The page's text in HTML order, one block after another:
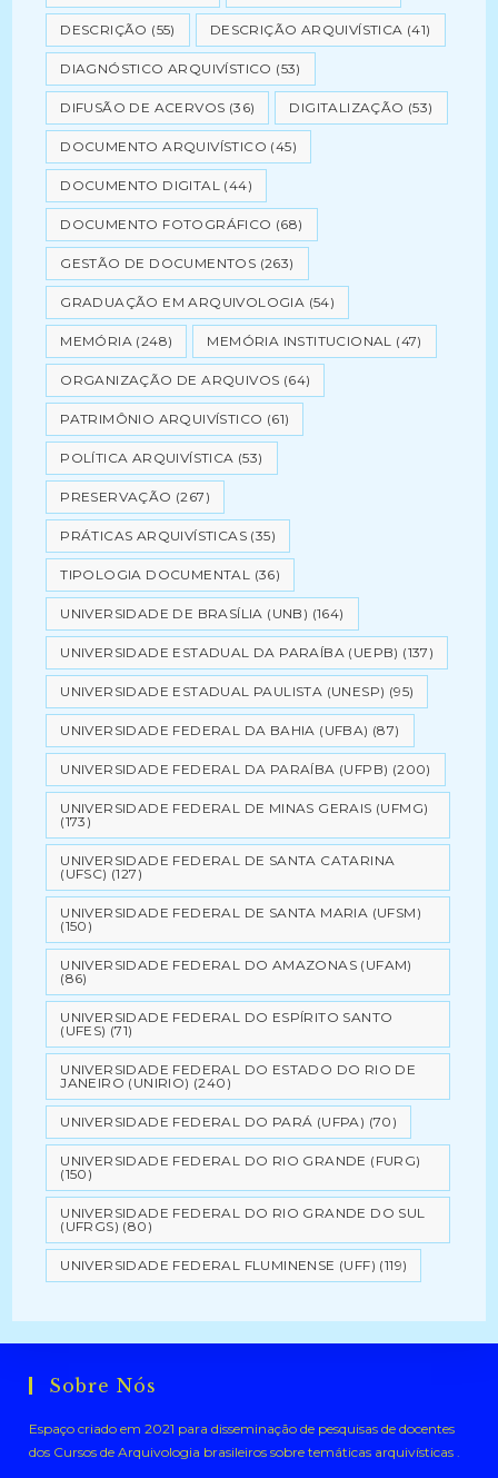
DESCRIÇÃO (55) DESCRIÇÃO ARQUIVÍSTICA (41)
DIAGNÓSTICO ARQUIVÍSTICO (53)
DIFUSÃO DE ACERVOS (36) DIGITALIZAÇÃO (53)
DOCUMENTO ARQUIVÍSTICO (45)
DOCUMENTO DIGITAL (44)
DOCUMENTO FOTOGRÁFICO (68)
GESTÃO DE DOCUMENTOS (263)
GRADUAÇÃO EM ARQUIVOLOGIA (54)
MEMÓRIA (248) MEMÓRIA INSTITUCIONAL (47)
ORGANIZAÇÃO DE ARQUIVOS (64)
PATRIMÔNIO ARQUIVÍSTICO (61)
POLÍTICA ARQUIVÍSTICA (53)
PRESERVAÇÃO (267)
PRÁTICAS ARQUIVÍSTICAS (35)
TIPOLOGIA DOCUMENTAL (36)
UNIVERSIDADE DE BRASÍLIA (UNB) (164)
UNIVERSIDADE ESTADUAL DA PARAÍBA (UEPB) (137)
UNIVERSIDADE ESTADUAL PAULISTA (UNESP) (95)
UNIVERSIDADE FEDERAL DA BAHIA (UFBA) (87)
UNIVERSIDADE FEDERAL DA PARAÍBA (UFPB) (200)
UNIVERSIDADE FEDERAL DE MINAS GERAIS (UFMG)
(173)
UNIVERSIDADE FEDERAL DE SANTA CATARINA
(UFSC) (127)
UNIVERSIDADE FEDERAL DE SANTA MARIA (UFSM)
(150)
UNIVERSIDADE FEDERAL DO AMAZONAS (UFAM)
(86)
UNIVERSIDADE FEDERAL DO ESPÍRITO SANTO
(UFES) (71)
UNIVERSIDADE FEDERAL DO ESTADO DO RIO DE
JANEIRO (UNIRIO) (240)
UNIVERSIDADE FEDERAL DO PARÁ (UFPA) (70)
UNIVERSIDADE FEDERAL DO RIO GRANDE (FURG)
(150)
UNIVERSIDADE FEDERAL DO RIO GRANDE DO SUL
(UFRGS) (80)
UNIVERSIDADE FEDERAL FLUMINENSE (UFF) (119)
Sobre Nós
Espaço criado em 2021 para disseminação de pesquisas de docentes
dos Cursos de Arquivologia brasileiros sobre temáticas arquivísticas .